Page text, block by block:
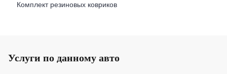
Комплект резиновых ковриков
Услуги по данному авто